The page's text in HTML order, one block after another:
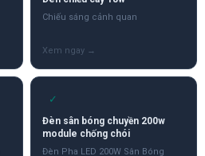
Chiếu sáng cảnh quan
✓
Đèn sân bóng chuyền 200w
module chống chói
Đèn Pha LED 200W Sân Bóng